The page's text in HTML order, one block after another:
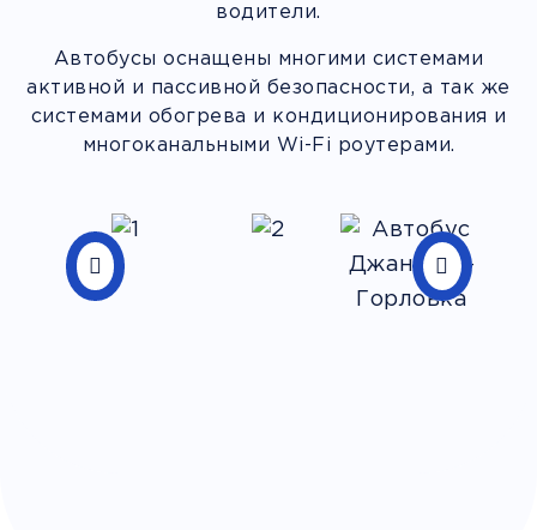
водители.
Автобусы оснащены многими системами
активной и пассивной безопасности, а так же
системами обогрева и кондиционирования и
многоканальными Wi-Fi роутерами.